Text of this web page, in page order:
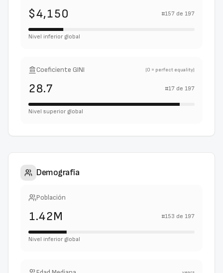
$4,150 #157 de 197
Nivel inferior global
Coeficiente GINI (0 = perfect equality)
28.7 #17 de 197
Nivel superior global
Demografía
Población
1.42M #153 de 197
Nivel inferior global